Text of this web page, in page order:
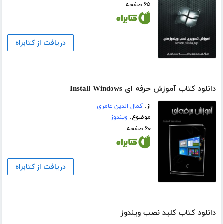
۶۵ صفحه
دریافت از کتابراه
دانلود کتاب آموزش حرفه ای Install Windows
از:کمال الدین عامری
موضوع: ویندوز
۶۰ صفحه
دریافت از کتابراه
دانلود کتاب کلید نصب ویندوز